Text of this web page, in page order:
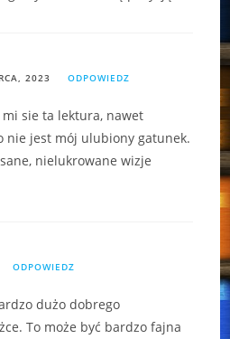
2023 ODPOWIEDZ
mi sie ta lektura, nawet
nie jest mój ulubiony gatunek.
nielukrowane wizje
ODPOWIEDZ
dużo dobrego
To może być bardzo fajna